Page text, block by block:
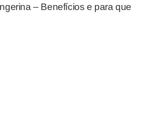
– Benefícios e para que